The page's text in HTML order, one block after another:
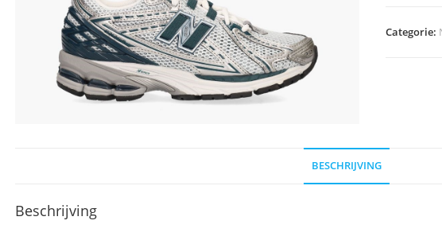
Categorie:
BESCHRIJVING
Beschrijving